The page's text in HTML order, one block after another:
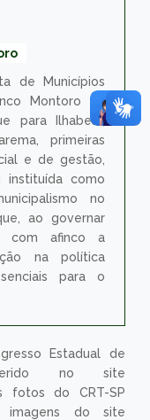
de Municípios
Montoro foi
para Ilhabela,
primeiras
e de gestão,
instituída como
no
ao governar
com afinco a
na política
para o
Estadual de
no site
fotos do CRT-SP
imagens do site